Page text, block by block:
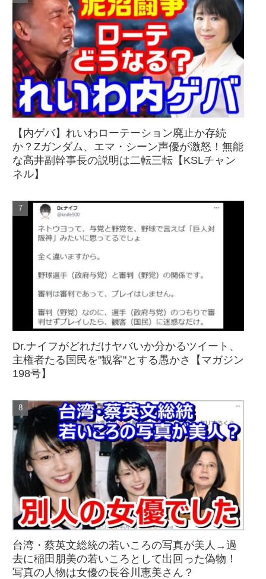
【内ゲバ】れいわローテーション廃止か存続
か？Zガンダム、エマ・シーン声優が激怒！無能
な高井副幹事長の説明は二転三転【KSLチャン
ネル】
Dr.ナイフがどれだけヤバいか分かるツイート、
主権者たる国民を"観客"とする愚かさ【マガジン
198号】
台湾・蔡英文総統の若いころの写真が美人→過
去に稲田朋美の若いころとして出回った偽物！
写真の人物は女優の長谷川恵美さん？